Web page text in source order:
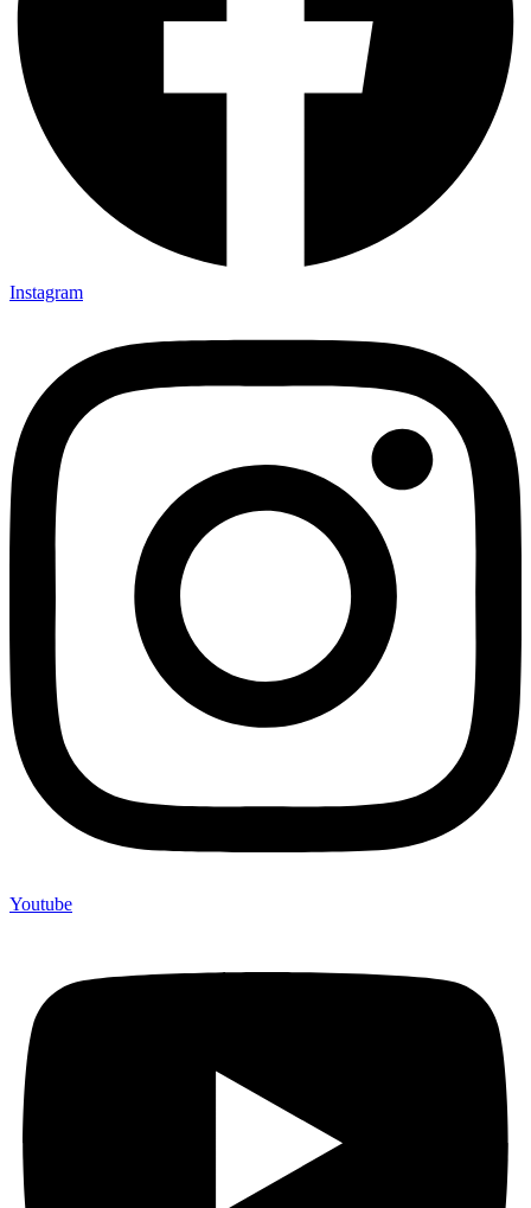
Instagram
Youtube